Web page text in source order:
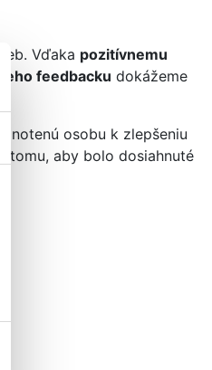
Vďaka pozitívnemu
feedbacku dokážeme
osobu k zlepšeniu
tomu, aby bolo dosiahnuté